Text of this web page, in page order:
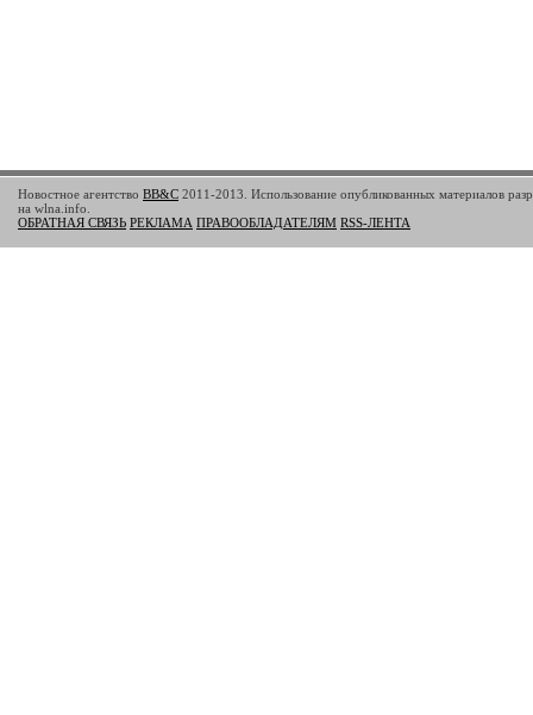
Новостное агентство BB&C 2011-2013. Использование опубликованных материалов
на wlna.info.
ОБРАТНАЯ СВЯЗЬ РЕКЛАМА ПРАВООБЛАДАТЕЛЯМ RSS-ЛЕНТА